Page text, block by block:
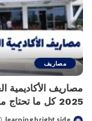
مصاريف
مصاريف الأكاديمية
2025 كل ما تحتاج معرفته